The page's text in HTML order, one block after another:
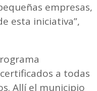
empresas,
esta iniciativa”,
a todas
Allí el municipio